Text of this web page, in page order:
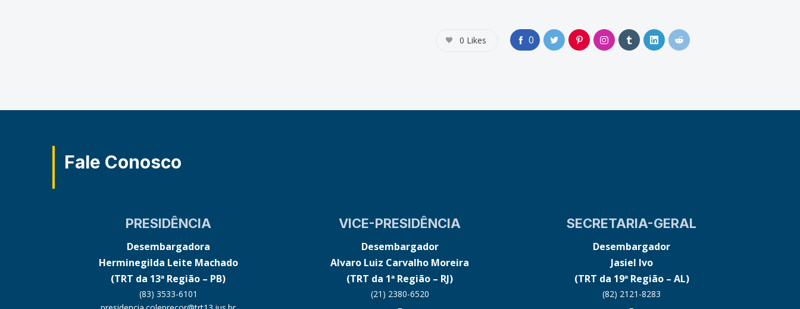
0
0 Likes
Fale Conosco
PRESIDÊNCIA
Desembargadora
Herminegilda Leite Machado
(TRT da 13ª Região – PB)
(83) 3533-6101
VICE-PRESIDÊNCIA
Desembargador
Alvaro Luiz Carvalho Moreira
(TRT da 1ª Região – RJ)
(21) 2380-6520
SECRETARIA-GERAL
Desembargador
Jasiel Ivo
(TRT da 19ª Região – AL)
(82) 2121-8283